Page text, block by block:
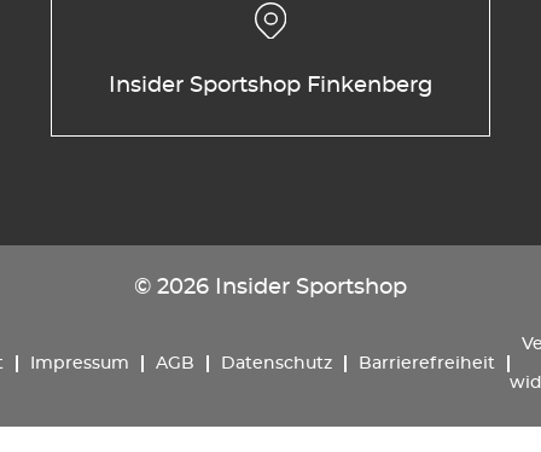
Insider Sportshop Finkenberg
© 2026 Insider Sportshop
Impressum AGB Datenschutz Barrierefreiheit